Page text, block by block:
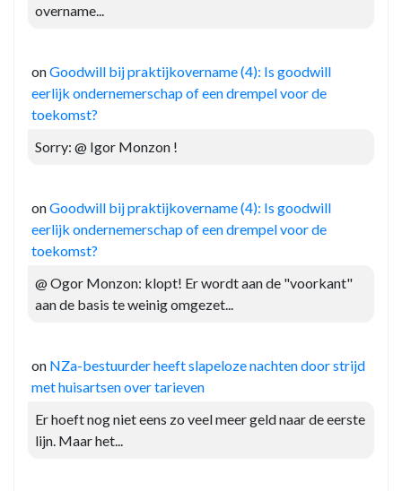
overname...
onGoodwill bij praktijkovername (4): Is goodwill
eerlijk ondernemerschap of een drempel voor de
toekomst?
Sorry: @ Igor Monzon !
onGoodwill bij praktijkovername (4): Is goodwill
eerlijk ondernemerschap of een drempel voor de
toekomst?
@ Ogor Monzon: klopt! Er wordt aan de "voorkant"
aan de basis te weinig omgezet...
on NZa-bestuurder heeft slapeloze nachten door strijd
met huisartsen over tarieven
Er hoeft nog niet eens zo veel meer geld naar de eerste
lijn. Maar het...